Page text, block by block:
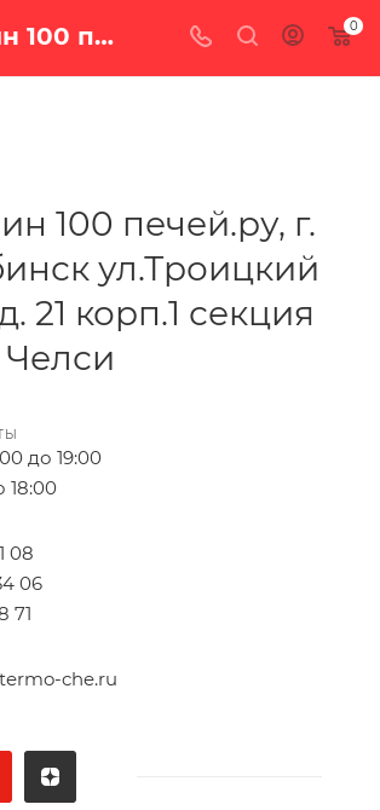
Магазин 100 печей.ру г. Челябинск ул.Троицкий тракт д. 21 корп.1 секция 22, ТЦ Челси - контакты 0
100 печей.ру, г.
ул.Троицкий
21 корп.1 секция
до 19:00
18:00
08
06
71
che.ru